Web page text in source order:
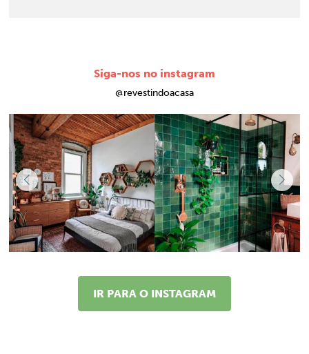
Siga-nos no instagram
@revestindoacasa
IR PARA O INSTAGRAM